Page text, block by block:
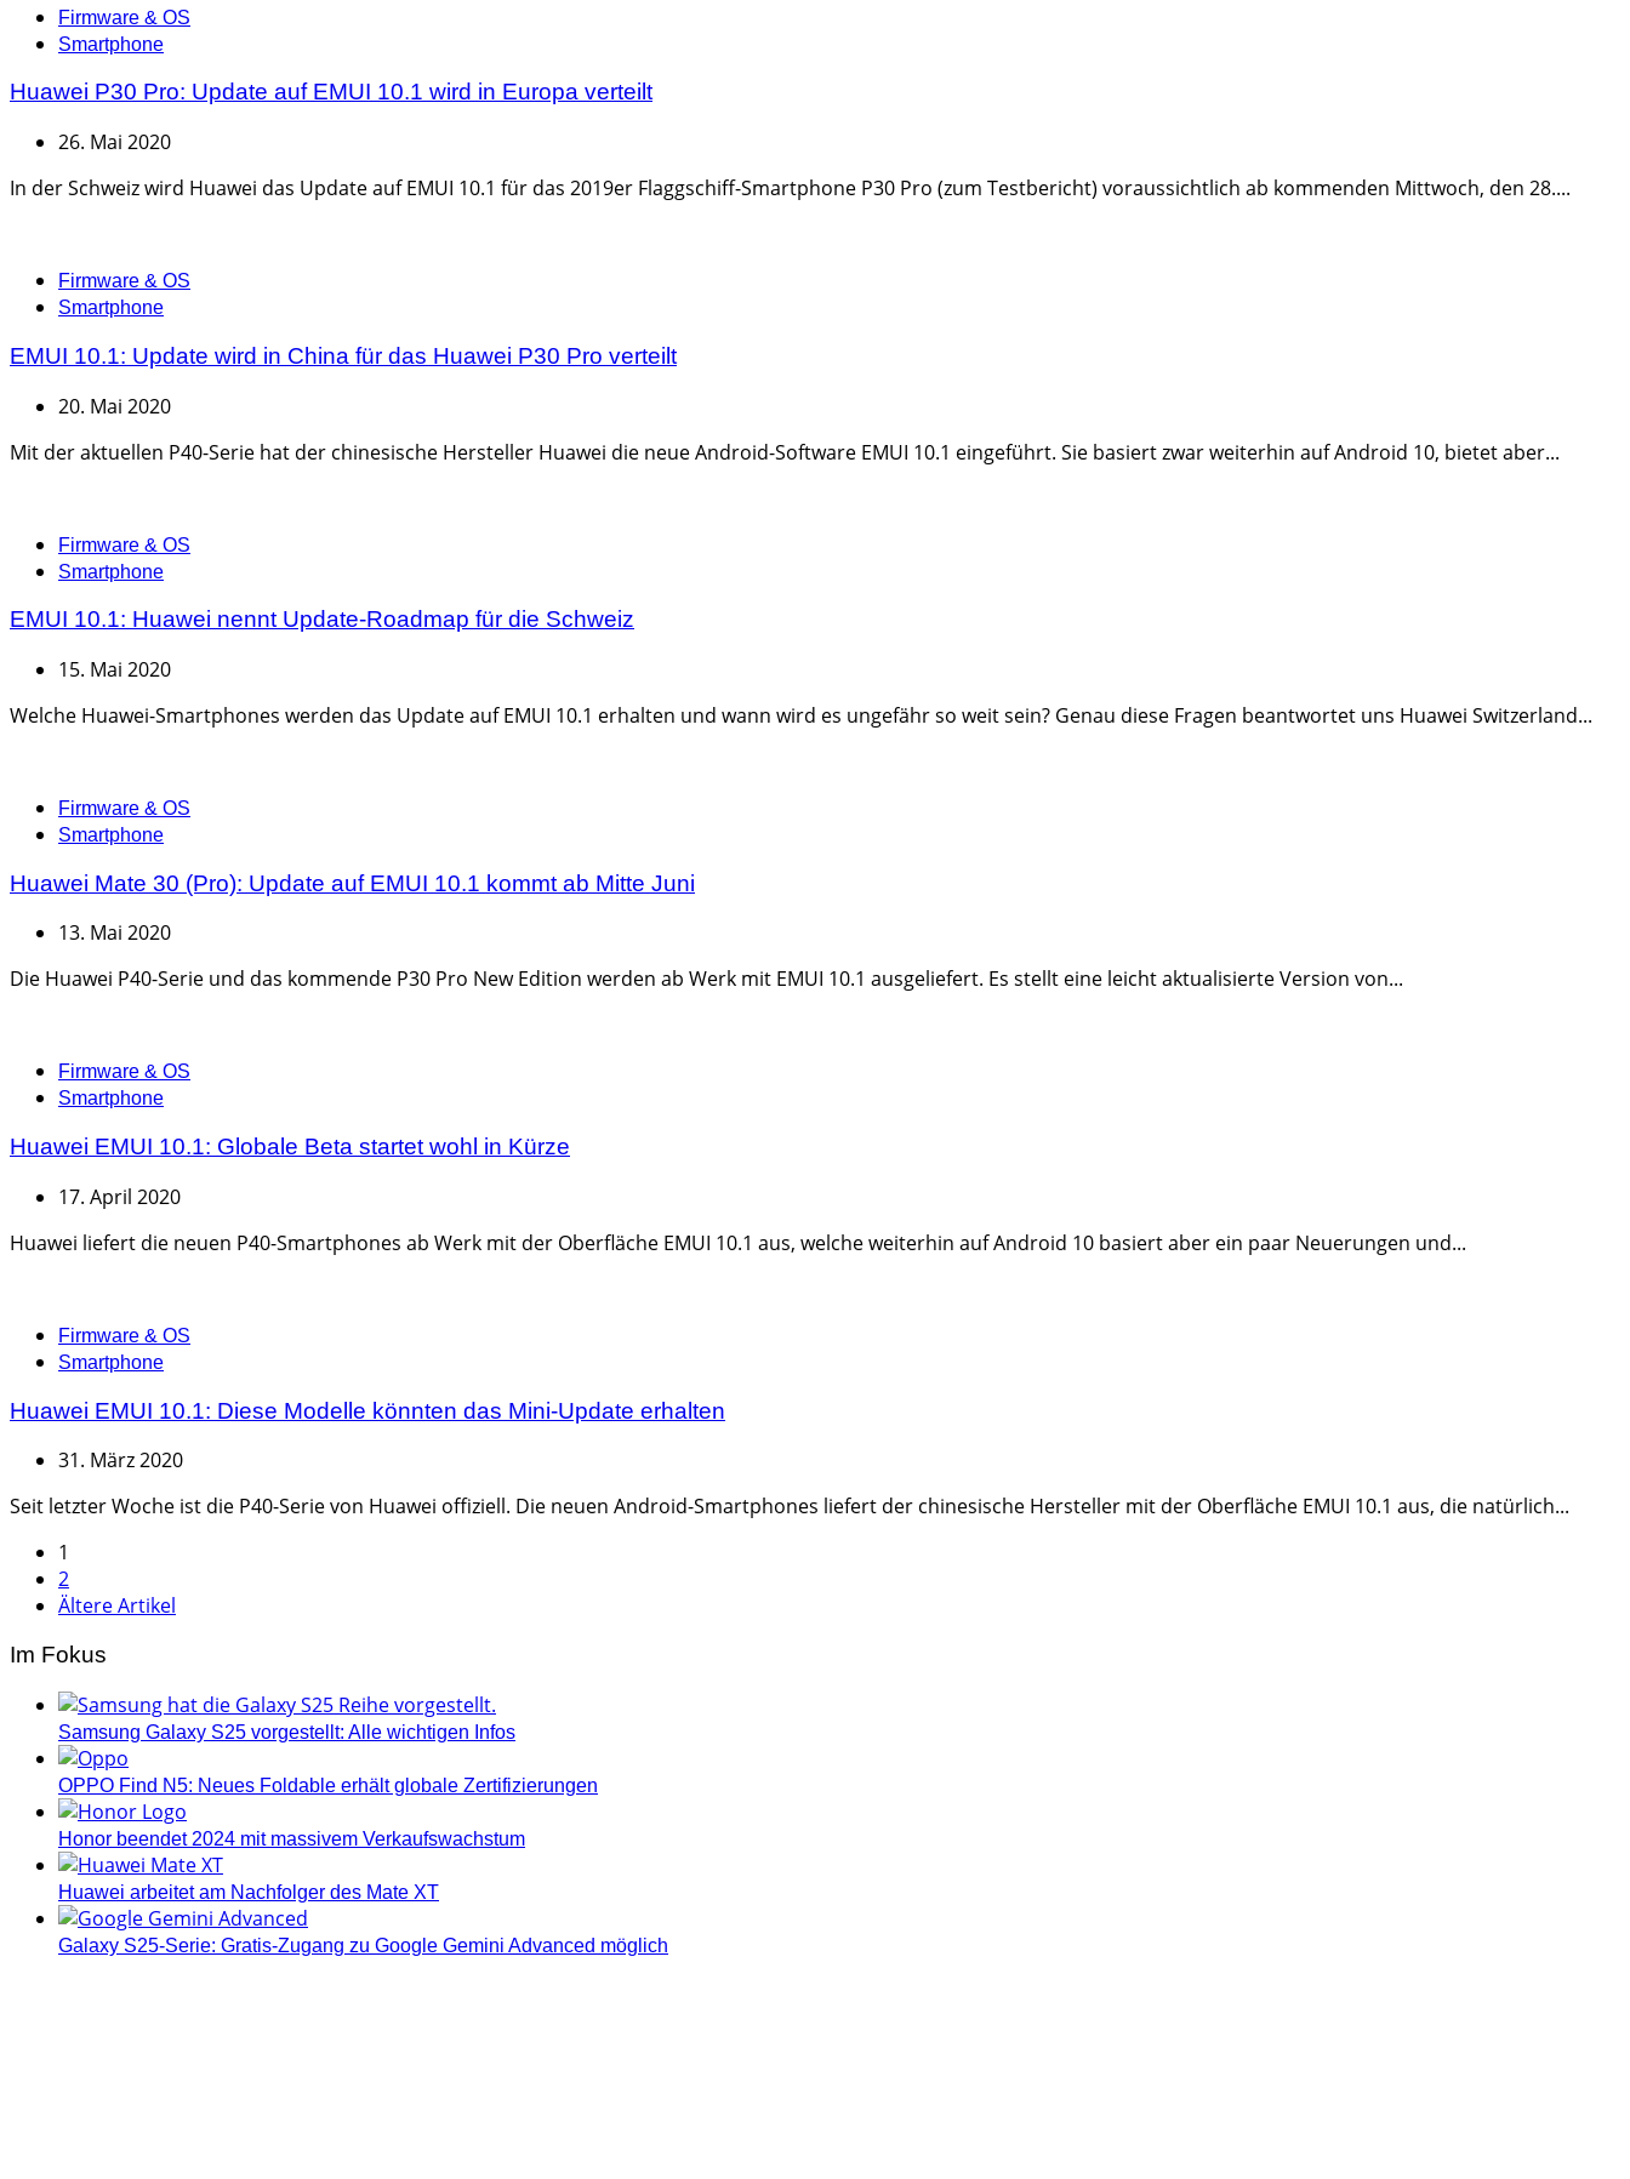
Categories
Firmware & OS
Smartphone
Huawei P30 Pro: Update auf EMUI 10.1 wird in Europa verteilt
26. Mai 2020
In der Schweiz wird Huawei das Update auf EMUI 10.1 für das 2019er Flaggschiff-Smartphone P30 Pro (zum Testbericht) voraussichtlich ab kommenden Mittwoch, den 28....
Categories
Firmware & OS
Smartphone
EMUI 10.1: Update wird in China für das Huawei P30 Pro verteilt
20. Mai 2020
Mit der aktuellen P40-Serie hat der chinesische Hersteller Huawei die neue Android-Software EMUI 10.1 eingeführt. Sie basiert zwar weiterhin auf Android 10, bietet aber...
Categories
Firmware & OS
Smartphone
EMUI 10.1: Huawei nennt Update-Roadmap für die Schweiz
15. Mai 2020
Welche Huawei-Smartphones werden das Update auf EMUI 10.1 erhalten und wann wird es ungefähr so weit sein? Genau diese Fragen beantwortet uns Huawei Switzerland...
Categories
Firmware & OS
Smartphone
Huawei Mate 30 (Pro): Update auf EMUI 10.1 kommt ab Mitte Juni
13. Mai 2020
Die Huawei P40-Serie und das kommende P30 Pro New Edition werden ab Werk mit EMUI 10.1 ausgeliefert. Es stellt eine leicht aktualisierte Version von...
Categories
Firmware & OS
Smartphone
Huawei EMUI 10.1: Globale Beta startet wohl in Kürze
17. April 2020
Huawei liefert die neuen P40-Smartphones ab Werk mit der Oberfläche EMUI 10.1 aus, welche weiterhin auf Android 10 basiert aber ein paar Neuerungen und...
Categories
Firmware & OS
Smartphone
Huawei EMUI 10.1: Diese Modelle könnten das Mini-Update erhalten
31. März 2020
Seit letzter Woche ist die P40-Serie von Huawei offiziell. Die neuen Android-Smartphones liefert der chinesische Hersteller mit der Oberfläche EMUI 10.1 aus, die natürlich...
Seitennummerierung
der
Beiträge
1
2
Ältere Artikel
Im Fokus
Samsung Galaxy S25 vorgestellt: Alle wichtigen Infos
OPPO Find N5: Neues Foldable erhält globale Zertifizierungen
Honor beendet 2024 mit massivem Verkaufswachstum
Huawei arbeitet am Nachfolger des Mate XT
Galaxy S25-Serie: Gratis-Zugang zu Google Gemini Advanced möglich